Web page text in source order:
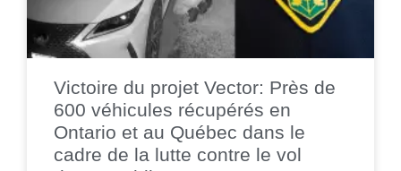
Victoire du projet Vector: Près de
600 véhicules récupérés en
Ontario et au Québec dans le
cadre de la lutte contre le vol